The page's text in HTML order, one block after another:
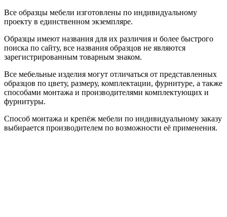
Все образцы мебели изготовлены по индивидуальному
проекту в единственном экземпляре.
Образцы имеют названия для их различия и более быстрого
поиска по сайту, все названия образцов не являются
зарегистрированным товарным знаком.
Все мебельные изделия могут отличаться от представленных
образцов по цвету, размеру, комплектации, фурнитуре, а также
способами монтажа и производителями комплектующих и
фурнитуры.
Способ монтажа и крепёж мебели по индивидуальному заказу
выбирается производителем по возможности её применения.